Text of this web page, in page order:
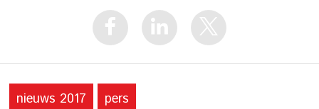
nieuws 2017 pers